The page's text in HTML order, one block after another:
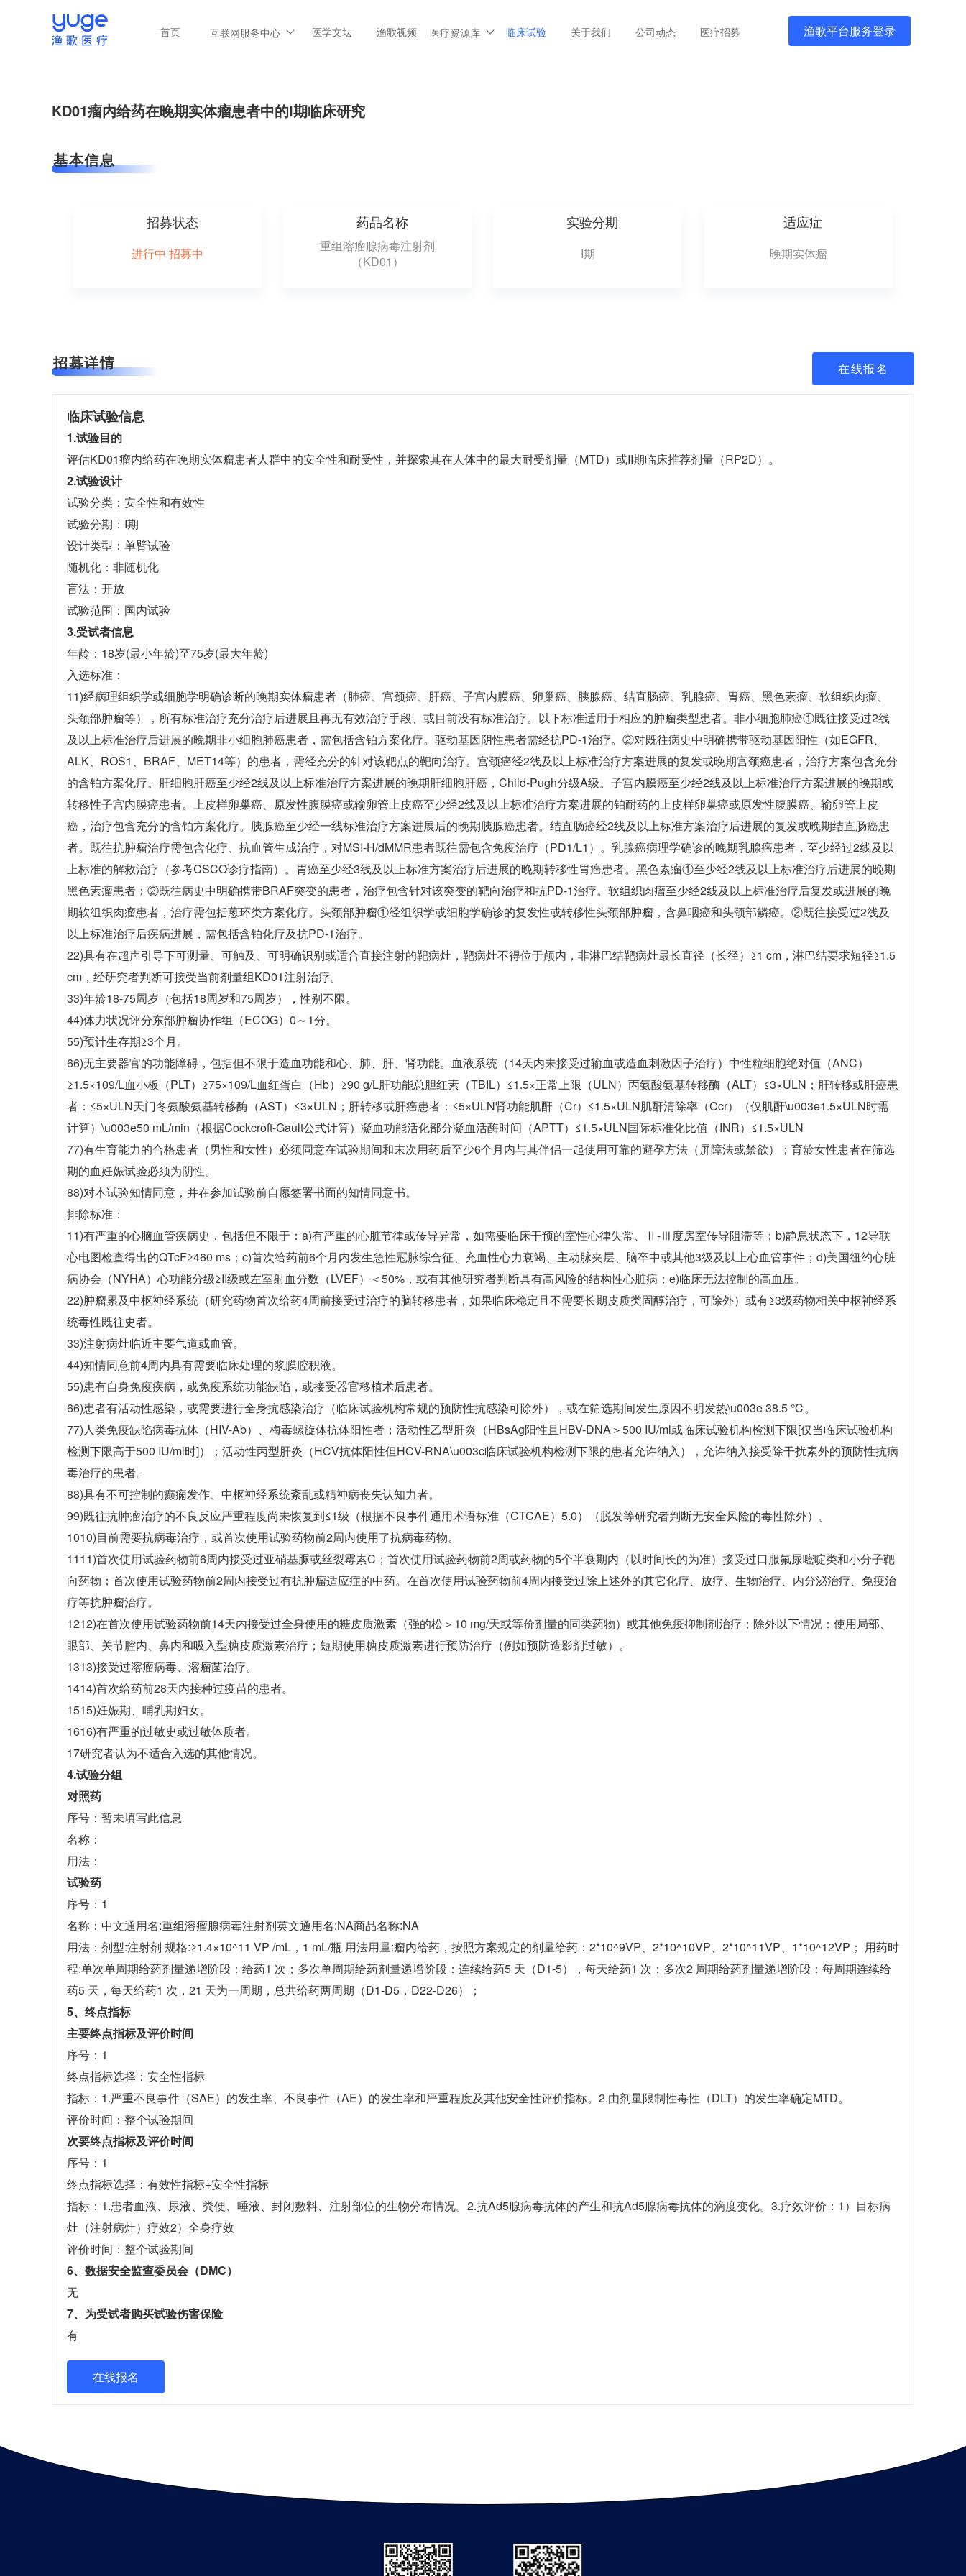
首页 互联网服务中心 医学文坛 渔歌视频 医疗资源库 临床试验 关于我们 公司动态 医疗招募 渔歌平台服务登录
KD01瘤内给药在晚期实体瘤患者中的I期临床研究
基本信息
招募状态
进行中 招募中
药品名称
重组溶瘤腺病毒注射剂
（KD01）
实验分期
I期
适应症
晚期实体瘤
招募详情 在线报名
临床试验信息
1.试验目的
评估KD01瘤内给药在晚期实体瘤患者人群中的安全性和耐受性，并探索其在人体中的最大耐受剂量（MTD）或II期临床推荐剂量（RP2D）。
2.试验设计
试验分类： 安全性和有效性
试验分期： I期
设计类型： 单臂试验
随机化： 非随机化
盲法： 开放
试验范围： 国内试验
3.受试者信息
年龄： 18岁(最小年龄)至75岁(最大年龄)
入选标准：
11)经病理组织学或细胞学明确诊断的晚期实体瘤患者（肺癌、宫颈癌、肝癌、子宫内膜癌、卵巢癌、胰腺癌、结直肠癌、乳腺癌、胃癌、黑色素瘤、软组织肉瘤、
头颈部肿瘤等），所有标准治疗充分治疗后进展且再无有效治疗手段、或目前没有标准治疗。以下标准适用于相应的肿瘤类型患者。非小细胞肺癌①既往接受过2线
及以上标准治疗后进展的晚期非小细胞肺癌患者，需包括含铂方案化疗。驱动基因阴性患者需经抗PD-1治疗。②对既往病史中明确携带驱动基因阳性（如EGFR、
ALK、ROS1、BRAF、MET14等）的患者，需经充分的针对该靶点的靶向治疗。宫颈癌经2线及以上标准治疗方案进展的复发或晚期宫颈癌患者，治疗方案包含充分
的含铂方案化疗。肝细胞肝癌至少经2线及以上标准治疗方案进展的晚期肝细胞肝癌，Child-Pugh分级A级。子宫内膜癌至少经2线及以上标准治疗方案进展的晚期或
转移性子宫内膜癌患者。上皮样卵巢癌、原发性腹膜癌或输卵管上皮癌至少经2线及以上标准治疗方案进展的铂耐药的上皮样卵巢癌或原发性腹膜癌、输卵管上皮
癌，治疗包含充分的含铂方案化疗。胰腺癌至少经一线标准治疗方案进展后的晚期胰腺癌患者。结直肠癌经2线及以上标准方案治疗后进展的复发或晚期结直肠癌患
者。既往抗肿瘤治疗需包含化疗、抗血管生成治疗，对MSI-H/dMMR患者既往需包含免疫治疗（PD1/L1）。乳腺癌病理学确诊的晚期乳腺癌患者，至少经过2线及以
上标准的解救治疗（参考CSCO诊疗指南）。胃癌至少经3线及以上标准方案治疗后进展的晚期转移性胃癌患者。黑色素瘤①至少经2线及以上标准治疗后进展的晚期
黑色素瘤患者；②既往病史中明确携带BRAF突变的患者，治疗包含针对该突变的靶向治疗和抗PD-1治疗。软组织肉瘤至少经2线及以上标准治疗后复发或进展的晚
期软组织肉瘤患者，治疗需包括蒽环类方案化疗。头颈部肿瘤①经组织学或细胞学确诊的复发性或转移性头颈部肿瘤，含鼻咽癌和头颈部鳞癌。②既往接受过2线及
以上标准治疗后疾病进展，需包括含铂化疗及抗PD-1治疗。
22)具有在超声引导下可测量、可触及、可明确识别或适合直接注射的靶病灶，靶病灶不得位于颅内，非淋巴结靶病灶最长直径（长径）≥1 cm，淋巴结要求短径≥1.5
cm，经研究者判断可接受当前剂量组KD01注射治疗。
33)年龄18-75周岁（包括18周岁和75周岁），性别不限。
44)体力状况评分东部肿瘤协作组（ECOG）0～1分。
55)预计生存期≥3个月。
66)无主要器官的功能障碍，包括但不限于造血功能和心、肺、肝、肾功能。血液系统（14天内未接受过输血或造血刺激因子治疗）中性粒细胞绝对值（ANC）
≥1.5×109/L血小板（PLT）≥75×109/L血红蛋白（Hb）≥90 g/L肝功能总胆红素（TBIL）≤1.5×正常上限（ULN）丙氨酸氨基转移酶（ALT）≤3×ULN；肝转移或肝癌患
者：≤5×ULN天门冬氨酸氨基转移酶（AST）≤3×ULN；肝转移或肝癌患者：≤5×ULN肾功能肌酐（Cr）≤1.5×ULN肌酐清除率（Ccr）（仅肌酐\u003e1.5×ULN时需
计算）\u003e50 mL/min（根据Cockcroft-Gault公式计算）凝血功能活化部分凝血活酶时间（APTT）≤1.5×ULN国际标准化比值（INR）≤1.5×ULN
77)有生育能力的合格患者（男性和女性）必须同意在试验期间和末次用药后至少6个月内与其伴侣一起使用可靠的避孕方法（屏障法或禁欲）；育龄女性患者在筛选
期的血妊娠试验必须为阴性。
88)对本试验知情同意，并在参加试验前自愿签署书面的知情同意书。
排除标准：
11)有严重的心脑血管疾病史，包括但不限于：a)有严重的心脏节律或传导异常，如需要临床干预的室性心律失常、Ⅱ-Ⅲ度房室传导阻滞等；b)静息状态下，12导联
心电图检查得出的QTcF≥460 ms；c)首次给药前6个月内发生急性冠脉综合征、充血性心力衰竭、主动脉夹层、脑卒中或其他3级及以上心血管事件；d)美国纽约心脏
病协会（NYHA）心功能分级≥II级或左室射血分数（LVEF）＜50%，或有其他研究者判断具有高风险的结构性心脏病；e)临床无法控制的高血压。
22)肿瘤累及中枢神经系统（研究药物首次给药4周前接受过治疗的脑转移患者，如果临床稳定且不需要长期皮质类固醇治疗，可除外）或有≥3级药物相关中枢神经系
统毒性既往史者。
33)注射病灶临近主要气道或血管。
44)知情同意前4周内具有需要临床处理的浆膜腔积液。
55)患有自身免疫疾病，或免疫系统功能缺陷，或接受器官移植术后患者。
66)患者有活动性感染，或需要进行全身抗感染治疗（临床试验机构常规的预防性抗感染可除外），或在筛选期间发生原因不明发热\u003e 38.5 ℃。
77)人类免疫缺陷病毒抗体（HIV-Ab）、梅毒螺旋体抗体阳性者；活动性乙型肝炎（HBsAg阳性且HBV-DNA＞500 IU/ml或临床试验机构检测下限[仅当临床试验机构
检测下限高于500 IU/ml时]）；活动性丙型肝炎（HCV抗体阳性但HCV-RNA\u003c临床试验机构检测下限的患者允许纳入），允许纳入接受除干扰素外的预防性抗病
毒治疗的患者。
88)具有不可控制的癫痫发作、中枢神经系统紊乱或精神病丧失认知力者。
99)既往抗肿瘤治疗的不良反应严重程度尚未恢复到≤1级（根据不良事件通用术语标准（CTCAE）5.0）（脱发等研究者判断无安全风险的毒性除外）。
1010)目前需要抗病毒治疗，或首次使用试验药物前2周内使用了抗病毒药物。
1111)首次使用试验药物前6周内接受过亚硝基脲或丝裂霉素C；首次使用试验药物前2周或药物的5个半衰期内（以时间长的为准）接受过口服氟尿嘧啶类和小分子靶
向药物；首次使用试验药物前2周内接受过有抗肿瘤适应症的中药。在首次使用试验药物前4周内接受过除上述外的其它化疗、放疗、生物治疗、内分泌治疗、免疫治
疗等抗肿瘤治疗。
1212)在首次使用试验药物前14天内接受过全身使用的糖皮质激素（强的松＞10 mg/天或等价剂量的同类药物）或其他免疫抑制剂治疗；除外以下情况：使用局部、
眼部、关节腔内、鼻内和吸入型糖皮质激素治疗；短期使用糖皮质激素进行预防治疗（例如预防造影剂过敏）。
1313)接受过溶瘤病毒、溶瘤菌治疗。
1414)首次给药前28天内接种过疫苗的患者。
1515)妊娠期、哺乳期妇女。
1616)有严重的过敏史或过敏体质者。
17研究者认为不适合入选的其他情况。
4.试验分组
对照药
序号：暂未填写此信息
名称：
用法：
试验药
序号：1
名称：中文通用名:重组溶瘤腺病毒注射剂英文通用名:NA商品名称:NA
用法：剂型:注射剂 规格:≥1.4×10^11 VP /mL，1 mL/瓶 用法用量:瘤内给药，按照方案规定的剂量给药：2*10^9VP、2*10^10VP、2*10^11VP、1*10^12VP； 用药时
程:单次单周期给药剂量递增阶段：给药1 次；多次单周期给药剂量递增阶段：连续给药5 天（D1-5），每天给药1 次；多次2 周期给药剂量递增阶段：每周期连续给
药5 天，每天给药1 次，21 天为一周期，总共给药两周期（D1-D5，D22-D26）；
5、终点指标
主要终点指标及评价时间
序号：1
终点指标选择：安全性指标
指标：1.严重不良事件（SAE）的发生率、不良事件（AE）的发生率和严重程度及其他安全性评价指标。2.由剂量限制性毒性（DLT）的发生率确定MTD。
评价时间：整个试验期间
次要终点指标及评价时间
序号：1
终点指标选择：有效性指标+安全性指标
指标：1.患者血液、尿液、粪便、唾液、封闭敷料、注射部位的生物分布情况。2.抗Ad5腺病毒抗体的产生和抗Ad5腺病毒抗体的滴度变化。3.疗效评价：1）目标病
灶（注射病灶）疗效2）全身疗效
评价时间：整个试验期间
6、数据安全监查委员会（DMC）
无
7、为受试者购买试验伤害保险
有
在线报名